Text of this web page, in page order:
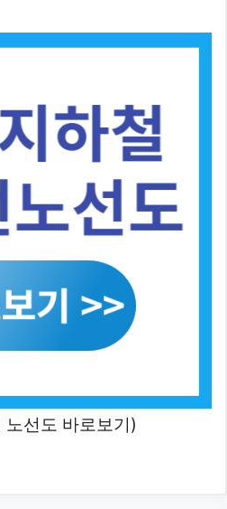
노선도 바로보기)